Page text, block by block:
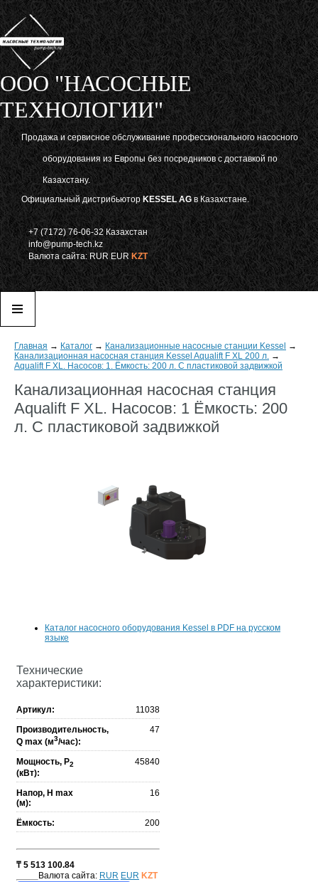
ООО "НАСОСНЫЕ
ТЕХНОЛОГИИ"
Продажа и сервисное обслуживание профессионального насосного
оборудования из Европы без посредников с доставкой по
Казахстану.
Официальный дистрибьюторKESSEL AG в Казахстане.
+7 (7172) 76-06-32 Казахстан
info@pump-tech.kz
Валюта сайта: RUR EUR KZT
Главная → Каталог → Канализационные насосные станции Kessel →
Канализационная насосная станция Kessel Aqualift F XL 200 л. →
Aqualift F XL. Насосов: 1. Ёмкость: 200 л. С пластиковой задвижкой
Канализационная насосная станция
Aqualift F XL. Насосов: 1 Ёмкость: 200
л. С пластиковой задвижкой
Каталог насосного оборудования Kessel в PDF на русском
языке
Технические
характеристики:
Артикул:
11038
Производительность,
Q max (м3/час):
47
Мощность, P2
(кВт):
45840
Напор, H max
(м):
16
Ёмкость: 200
₸ 5 513 100.84
Валюта сайта: RUR EUR KZT